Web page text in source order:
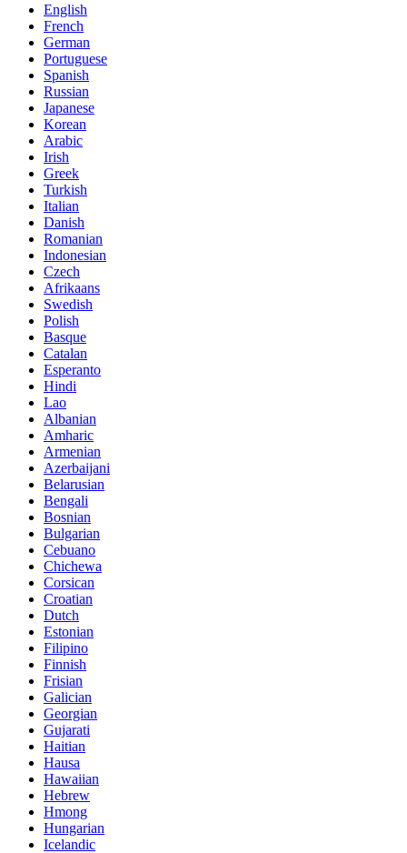
English
French
German
Portuguese
Spanish
Russian
Japanese
Korean
Arabic
Irish
Greek
Turkish
Italian
Danish
Romanian
Indonesian
Czech
Afrikaans
Swedish
Polish
Basque
Catalan
Esperanto
Hindi
Lao
Albanian
Amharic
Armenian
Azerbaijani
Belarusian
Bengali
Bosnian
Bulgarian
Cebuano
Chichewa
Corsican
Croatian
Dutch
Estonian
Filipino
Finnish
Frisian
Galician
Georgian
Gujarati
Haitian
Hausa
Hawaiian
Hebrew
Hmong
Hungarian
Icelandic